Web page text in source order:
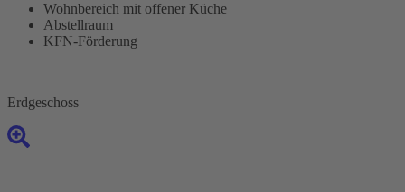
Wohnbereich mit offener Küche
Abstellraum
KFN-Förderung
Erdgeschoss